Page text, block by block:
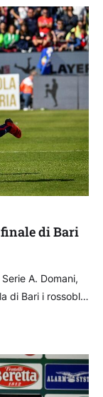
di Bari
A. Domani,
di Bari i rossoblù